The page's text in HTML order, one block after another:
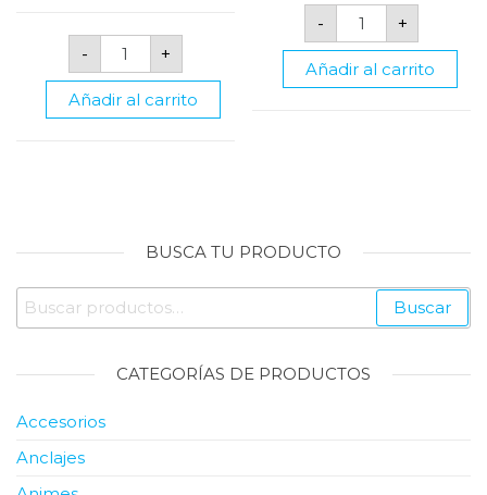
-
Tee
Secundaria
Para
Cielo
Raso
Color
+
Añadir al carrito
-
Lamina
De
Anime
Liso
Para
Cielo
+
Añadir al carrito
BUSCA TU PRODUCTO
Buscar
por:
Buscar
CATEGORÍAS DE PRODUCTOS
Accesorios
Anclajes